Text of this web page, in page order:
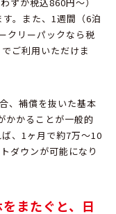
。 また、 1週間（6泊
クリーパックなら税
ご利用いただけま
、 補償を抜いた基本
かかることが一般的
、 1ヶ月で約7万〜10
ダウンが可能になり
またぐと、日